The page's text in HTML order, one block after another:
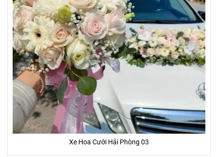
Xe Hoa Cưới Hải Phòng 03